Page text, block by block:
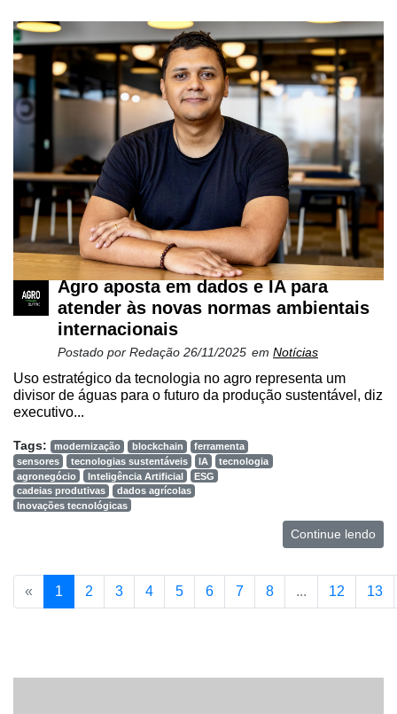
Agro aposta em dados e IA para
atender às novas normas ambientais
internacionais
Postado por Redação 26/11/2025 em Notícias
Uso estratégico da tecnologia no agro representa um
divisor de águas para o futuro da produção sustentável, diz
executivo...
Tags: modernização blockchain
ferramenta
sensores
tecnologias sustentáveis IA
tecnologia
agronegócio
Inteligência Artificial
ESG
cadeias produtivas
dados agrícolas
Inovações tecnológicas
Continue lendo
« 1 2 3 4 5 6 7 8 ... 12 13